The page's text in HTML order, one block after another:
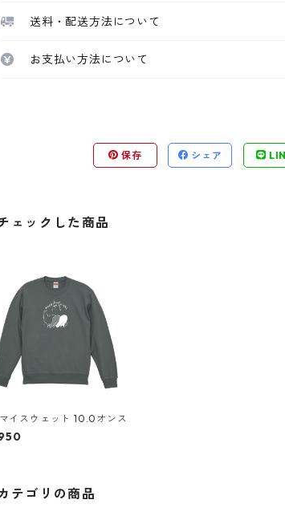
送料・配送方法について
お支払い方法について
保存 シェア
ェックした商品
イスウェット 10.0オンス
テゴリの商品